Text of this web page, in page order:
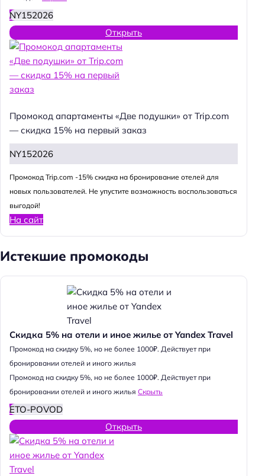
NY152026
Открыть
Промокод апартаменты «Две подушки» от Trip.com
— скидка 15% на первый заказ
NY152026
Промокод Trip.com -15% скидка на бронирование отелей для
новых пользователей. Не упустите возможность воспользоваться
выгодой!
На сайт
Истекшие промокоды
Скидка 5% на отели и иное жилье от Yandex Travel
Промокод на скидку 5%, но не более 1000₽. Действует при
бронировании отелей и иного жилья
Промокод на скидку 5%, но не более 1000₽. Действует при
бронировании отелей и иного жилья Скрыть
ETO-POVOD
Открыть